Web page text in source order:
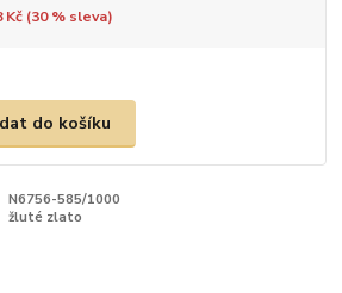
Kč (30% sleva)
do košíku
N6756-585/1000
žluté zlato